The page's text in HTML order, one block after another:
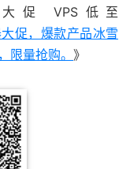
大促 VPS低至
促，爆款产品冰雪
量抢购。 》